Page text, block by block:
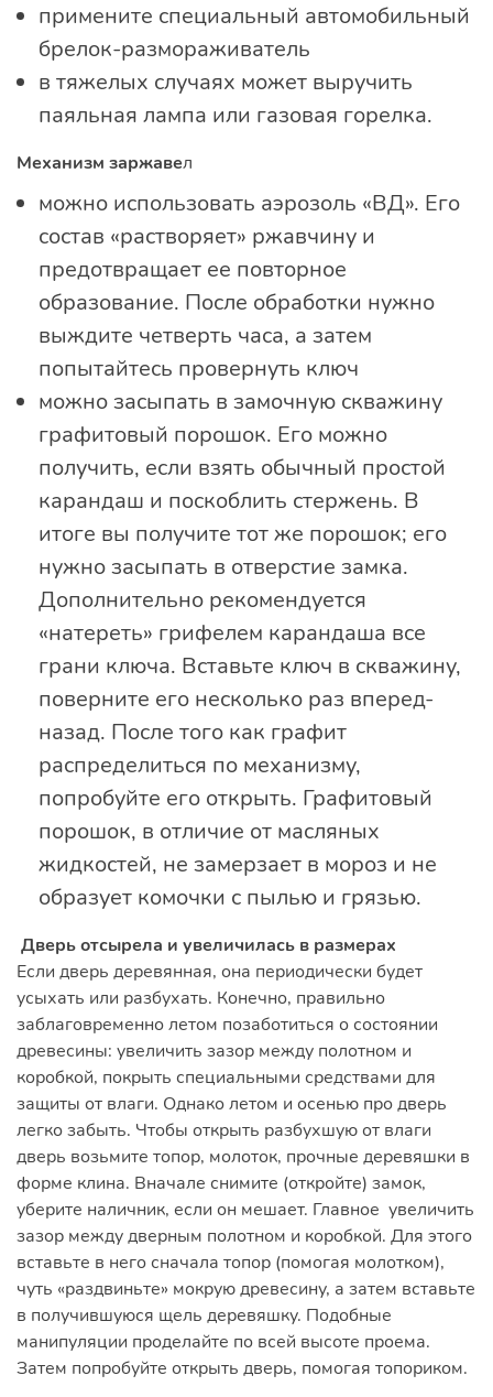
примените специальный автомобильный
брелок-размораживатель
в тяжелых случаях может выручить
паяльная лампа или газовая горелка.
Механизм заржавел
можно использовать аэрозоль «ВД». Его
состав «растворяет» ржавчину и
предотвращает ее повторное
образование. После обработки нужно
выждите четверть часа, а затем
попытайтесь провернуть ключ
можно засыпать в замочную скважину
графитовый порошок. Его можно
получить, если взять обычный простой
карандаш и поскоблить стержень. В
итоге вы получите тот же порошок; его
нужно засыпать в отверстие замка.
Дополнительно рекомендуется
«натереть» грифелем карандаша все
грани ключа. Вставьте ключ в скважину,
поверните его несколько раз вперед-
назад. После того как графит
распределиться по механизму,
попробуйте его открыть. Графитовый
порошок, в отличие от масляных
жидкостей, не замерзает в мороз и не
образует комочки с пылью и грязью.
Дверь отсырела и увеличилась в размерах
Если дверь деревянная, она периодически будет
усыхать или разбухать. Конечно, правильно
заблаговременно летом позаботиться о состоянии
древесины: увеличить зазор между полотном и
коробкой, покрыть специальными средствами для
защиты от влаги. Однако летом и осенью про дверь
легко забыть. Чтобы открыть разбухшую от влаги
дверь возьмите топор, молоток, прочные деревяшки в
форме клина. Вначале снимите (откройте) замок,
уберите наличник, если он мешает. Главное увеличить
зазор между дверным полотном и коробкой. Для этого
вставьте в него сначала топор (помогая молотком),
чуть «раздвиньте» мокрую древесину, а затем вставьте
в получившуюся щель деревяшку. Подобные
манипуляции проделайте по всей высоте проема.
Затем попробуйте открыть дверь, помогая топориком.